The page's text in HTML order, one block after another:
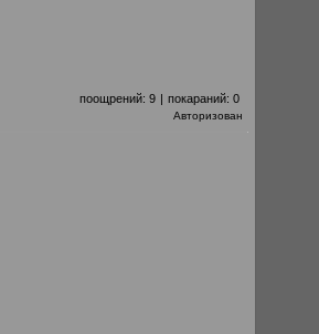
поощрений: 9 | покараний: 0
Авторизован